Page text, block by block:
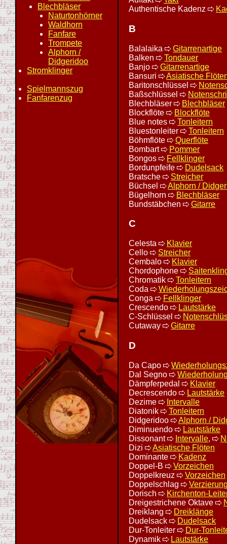
Blechbläser
Naturtonhörner
Waldhorn
Fanfare
Trompete
Alphorn /
Didgeridoo
Stromklinger
Spielmannszug
Fanfarenzug
Authentische Kadenz
B
Balalaika
Gitarrenartige
Balken
Tondauer
Banjo
Gitarrenartige
Bansuri
Asiatische
Baritonschlüssel
Baßschlüssel
Blechbläser
Blechbläser
Blockflöte
Blockflöte
Blue notes
Tonleitern
Bluestonleiter
Tonleitern
Böhmflöte
Querflöte
Bombart
Pommer
Bongos
Fellklinger
Bordunpfeife
Dudelsack
Bratsche
Streicher
Büchsel
Alphorn /
Bügelhorn
Blechbläser
Bundstäbchen
Gitarre
C
Celesta
Klavier
Cello
Streicher
Cembalo
Klavier
Chordophone
Chromatik
Tonleitern
Coda
Conga
Fellklinger
Crescendo
Lautstärke
C-Schlüssel
Cutaway
Gitarre
D
Da Capo
Dal Segno
Dämpferpedal
Klavier
Decrescendo
Lautstärke
Dezime
Intervalle
Diatonik
Tonleitern
Didgeridoo
Alphorn /
Diminuendo
Lautstärke
Dissonant
Intervalle,
Dizi
Asiatische Flöten
Dominante
Kadenz
Doppel-B
Vorzeichen
Doppelkreuz
Vorzeichen
Doppelschlag
Dorisch
Kirchenton-
Dreigestrichene Oktave
Dreiklang
Dreiklänge
Dudelsack
Dudelsack
Dur-Tonleiter
Dur-
Dynamik
Lautstärke